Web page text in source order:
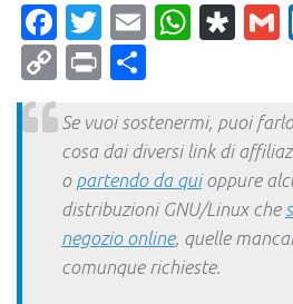
Facebook
Twitter
Email
CopyPrint
Se vuoi sostenermi, puoi
cosa dai diversi link di
o partendo da quioppure
distribuzioni GNU/Linux che
negozio online, quelle
comunque richieste.